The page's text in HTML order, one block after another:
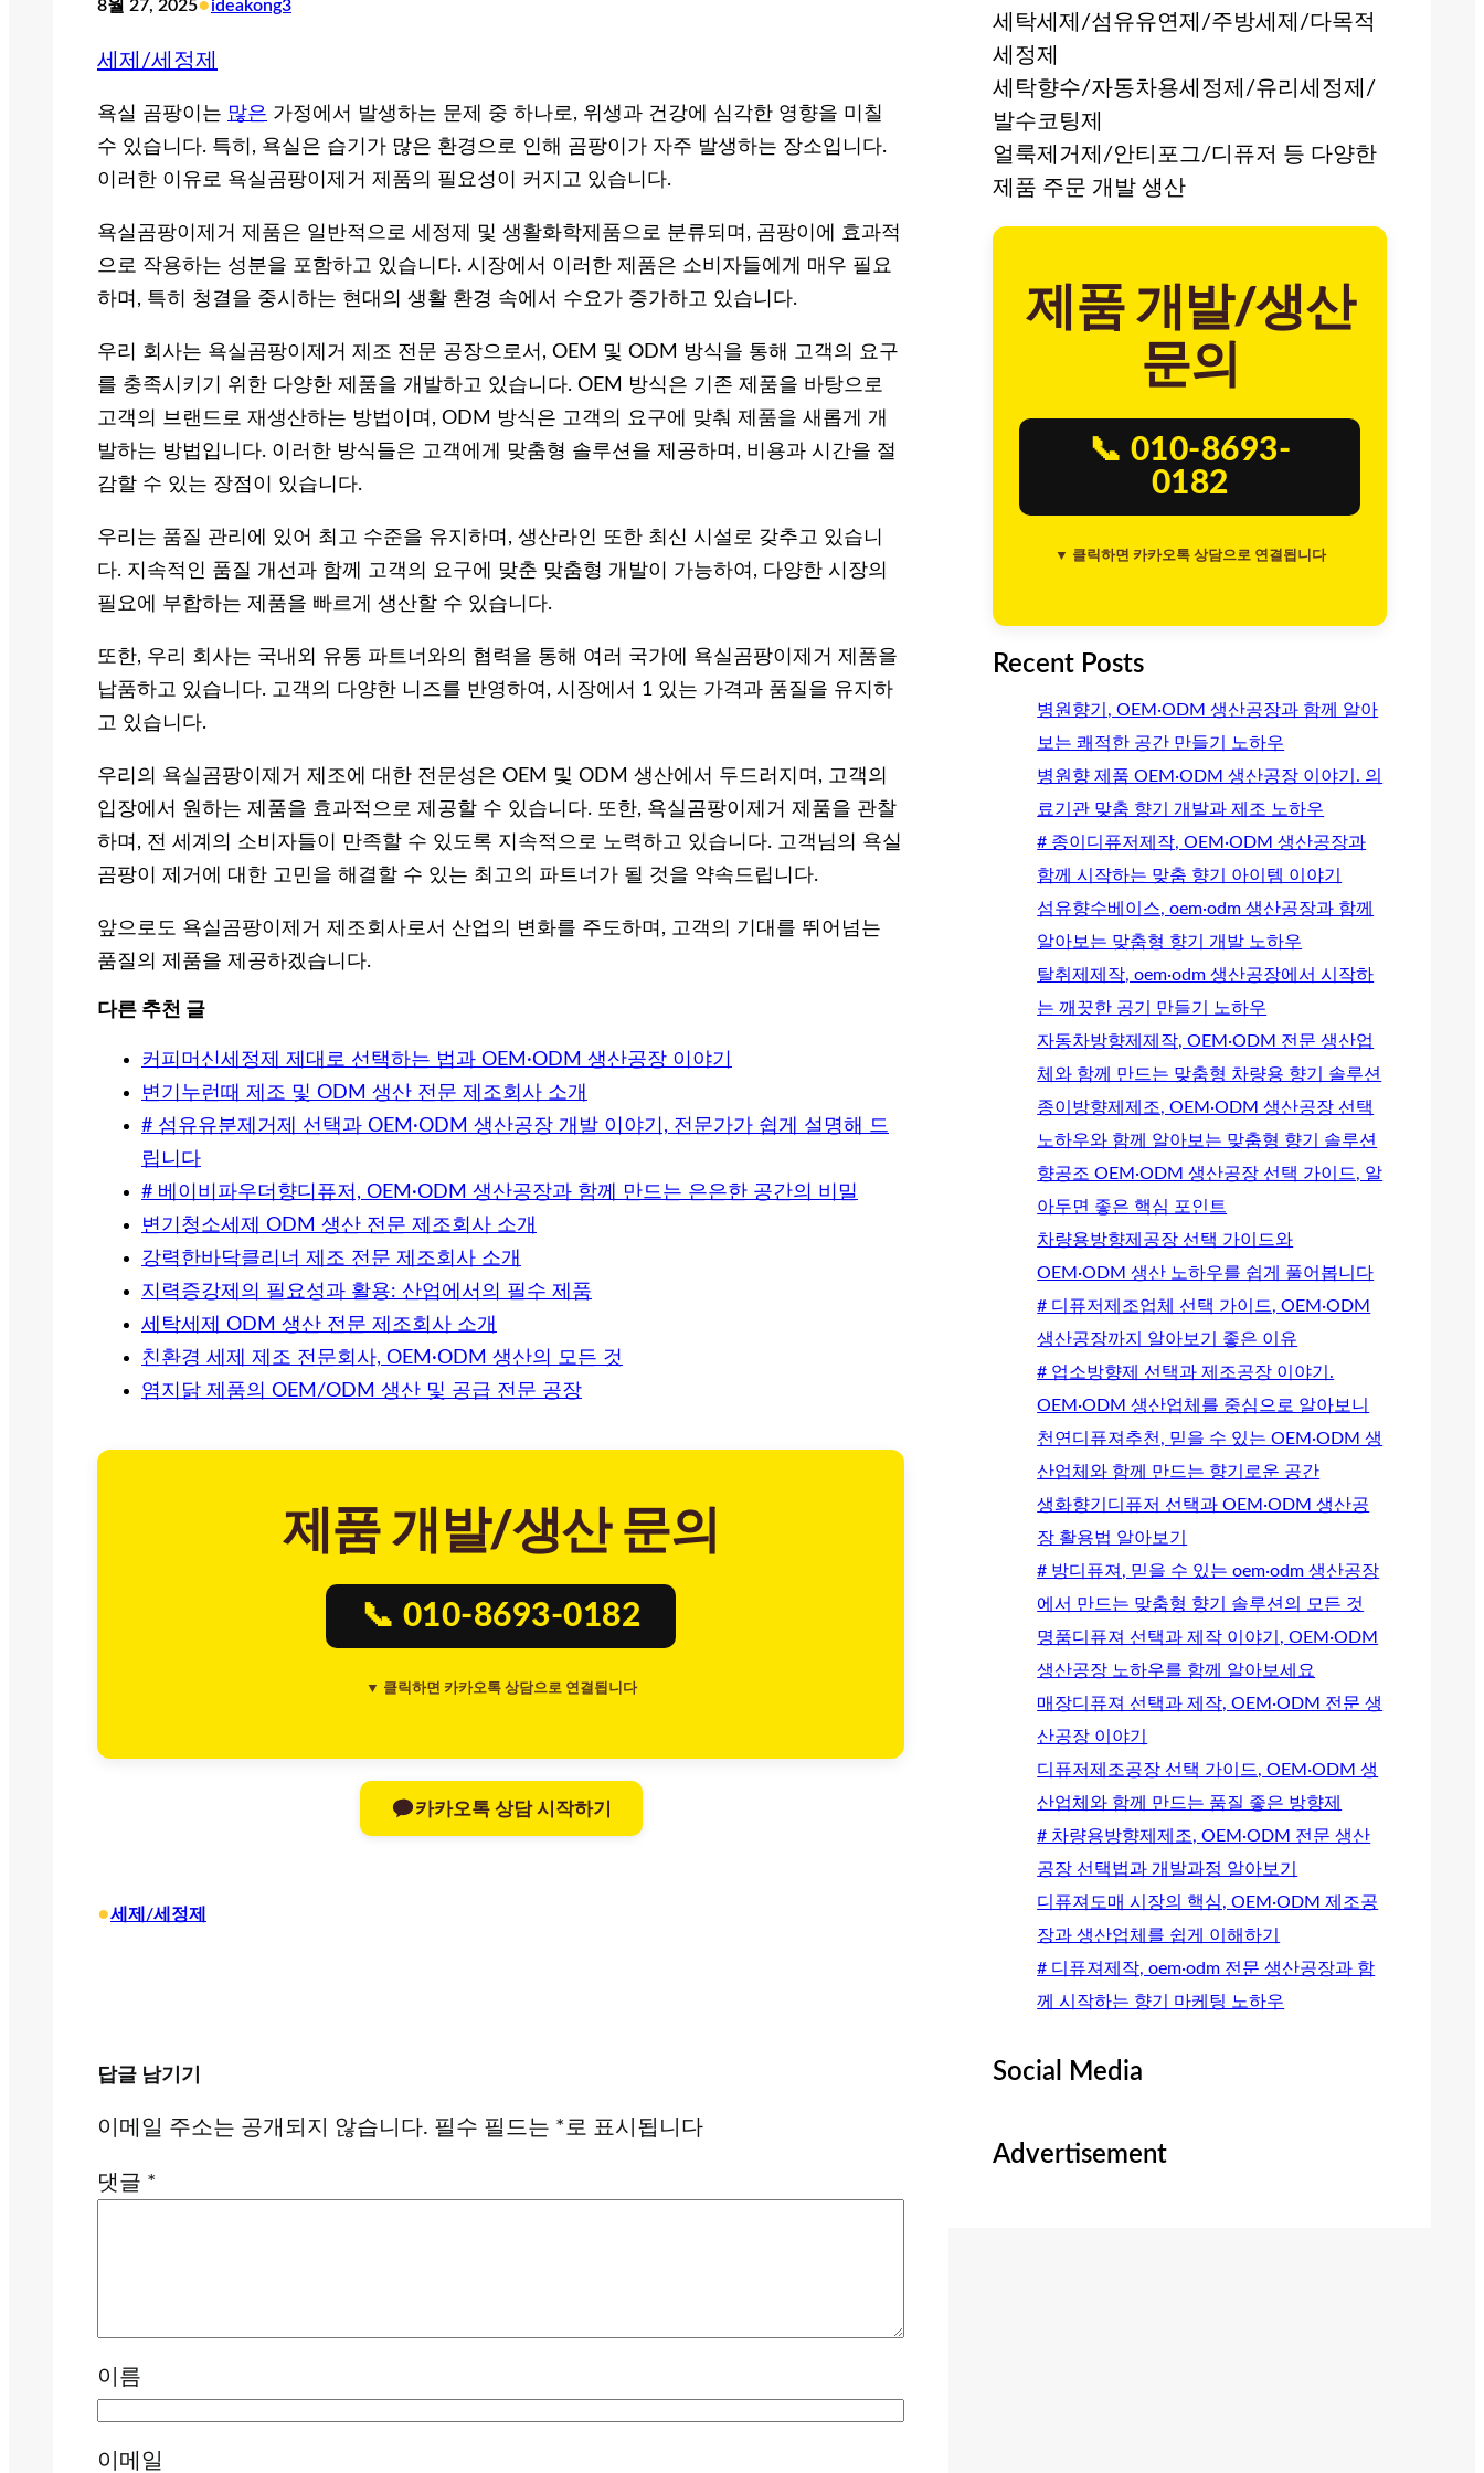
8월 27, 2025•ideakong3
세제/세정제
욕실 곰팡이는 많은 가정에서 발생하는 문제 중 하나로, 위생과 건강에 심각한 영향을 미칠
수 있습니다. 특히, 욕실은 습기가 많은 환경으로 인해 곰팡이가 자주 발생하는 장소입니다.
이러한 이유로 욕실곰팡이제거 제품의 필요성이 커지고 있습니다.
욕실곰팡이제거 제품은 일반적으로 세정제 및 생활화학제품으로 분류되며, 곰팡이에 효과적
으로 작용하는 성분을 포함하고 있습니다. 시장에서 이러한 제품은 소비자들에게 매우 필요
하며, 특히 청결을 중시하는 현대의 생활 환경 속에서 수요가 증가하고 있습니다.
우리 회사는 욕실곰팡이제거 제조 전문 공장으로서, OEM 및 ODM 방식을 통해 고객의 요구
를 충족시키기 위한 다양한 제품을 개발하고 있습니다. OEM 방식은 기존 제품을 바탕으로
고객의 브랜드로 재생산하는 방법이며, ODM 방식은 고객의 요구에 맞춰 제품을 새롭게 개
발하는 방법입니다. 이러한 방식들은 고객에게 맞춤형 솔루션을 제공하며, 비용과 시간을 절
감할 수 있는 장점이 있습니다.
우리는 품질 관리에 있어 최고 수준을 유지하며, 생산라인 또한 최신 시설로 갖추고 있습니
다. 지속적인 품질 개선과 함께 고객의 요구에 맞춘 맞춤형 개발이 가능하여, 다양한 시장의
필요에 부합하는 제품을 빠르게 생산할 수 있습니다.
또한, 우리 회사는 국내외 유통 파트너와의 협력을 통해 여러 국가에 욕실곰팡이제거 제품을
납품하고 있습니다. 고객의 다양한 니즈를 반영하여, 시장에서 1 있는 가격과 품질을 유지하
고 있습니다.
우리의 욕실곰팡이제거 제조에 대한 전문성은 OEM 및 ODM 생산에서 두드러지며, 고객의
입장에서 원하는 제품을 효과적으로 제공할 수 있습니다. 또한, 욕실곰팡이제거 제품을 관찰
하며, 전 세계의 소비자들이 만족할 수 있도록 지속적으로 노력하고 있습니다. 고객님의 욕실
곰팡이 제거에 대한 고민을 해결할 수 있는 최고의 파트너가 될 것을 약속드립니다.
앞으로도 욕실곰팡이제거 제조회사로서 산업의 변화를 주도하며, 고객의 기대를 뛰어넘는
품질의 제품을 제공하겠습니다.
다른 추천 글
커피머신세정제 제대로 선택하는 법과 OEM·ODM 생산공장 이야기
변기누런때 제조 및 ODM 생산 전문 제조회사 소개
# 섬유유분제거제 선택과 OEM·ODM 생산공장 개발 이야기, 전문가가 쉽게 설명해 드
립니다
# 베이비파우더향디퓨저, OEM·ODM 생산공장과 함께 만드는 은은한 공간의 비밀
변기청소세제 ODM 생산 전문 제조회사 소개
강력한바닥클리너 제조 전문 제조회사 소개
지력증강제의 필요성과 활용: 산업에서의 필수 제품
세탁세제 ODM 생산 전문 제조회사 소개
친환경 세제 제조 전문회사, OEM·ODM 생산의 모든 것
염지닭 제품의 OEM/ODM 생산 및 공급 전문 공장
제품 개발/생산 문의
📞 010-8693-0182
▼ 클릭하면 카카오톡 상담으로 연결됩니다
카카오톡 상담 시작하기
•세제/세정제
답글 남기기
이메일 주소는 공개되지 않습니다. 필수 필드는 *로 표시됩니다
댓글 *
이름
이메일
세탁세제/섬유유연제/주방세제/다목적
세정제
세탁향수/자동차용세정제/유리세정제/
발수코팅제
얼룩제거제/안티포그/디퓨저 등 다양한
제품 주문 개발 생산
제품 개발/생산
문의
📞 010-8693-
0182
▼ 클릭하면 카카오톡 상담으로 연결됩니다
Recent Posts
병원향기, OEM·ODM 생산공장과 함께 알아
보는 쾌적한 공간 만들기 노하우
병원향 제품 OEM·ODM 생산공장 이야기. 의
료기관 맞춤 향기 개발과 제조 노하우
# 종이디퓨저제작, OEM·ODM 생산공장과
함께 시작하는 맞춤 향기 아이템 이야기
섬유향수베이스, oem·odm 생산공장과 함께
알아보는 맞춤형 향기 개발 노하우
탈취제제작, oem·odm 생산공장에서 시작하
는 깨끗한 공기 만들기 노하우
자동차방향제제작, OEM·ODM 전문 생산업
체와 함께 만드는 맞춤형 차량용 향기 솔루션
종이방향제제조, OEM·ODM 생산공장 선택
노하우와 함께 알아보는 맞춤형 향기 솔루션
향공조 OEM·ODM 생산공장 선택 가이드, 알
아두면 좋은 핵심 포인트
차량용방향제공장 선택 가이드와
OEM·ODM 생산 노하우를 쉽게 풀어봅니다
# 디퓨저제조업체 선택 가이드, OEM·ODM
생산공장까지 알아보기 좋은 이유
# 업소방향제 선택과 제조공장 이야기.
OEM·ODM 생산업체를 중심으로 알아보니
천연디퓨져추천, 믿을 수 있는 OEM·ODM 생
산업체와 함께 만드는 향기로운 공간
생화향기디퓨저 선택과 OEM·ODM 생산공
장 활용법 알아보기
# 방디퓨져, 믿을 수 있는 oem·odm 생산공장
에서 만드는 맞춤형 향기 솔루션의 모든 것
명품디퓨져 선택과 제작 이야기, OEM·ODM
생산공장 노하우를 함께 알아보세요
매장디퓨져 선택과 제작, OEM·ODM 전문 생
산공장 이야기
디퓨저제조공장 선택 가이드, OEM·ODM 생
산업체와 함께 만드는 품질 좋은 방향제
# 차량용방향제제조, OEM·ODM 전문 생산
공장 선택법과 개발과정 알아보기
디퓨져도매 시장의 핵심, OEM·ODM 제조공
장과 생산업체를 쉽게 이해하기
# 디퓨져제작, oem·odm 전문 생산공장과 함
께 시작하는 향기 마케팅 노하우
Social Media
Advertisement